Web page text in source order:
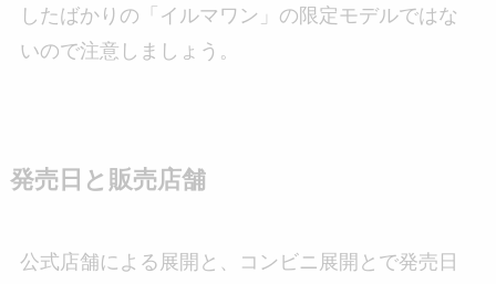
したばかりの「イルマワン」の限定モデルではな
いので注意しましょう。
発売日と販売店舗
公式店舗による展開と、コンビニ展開とで発売日